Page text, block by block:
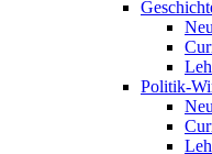
Politik-